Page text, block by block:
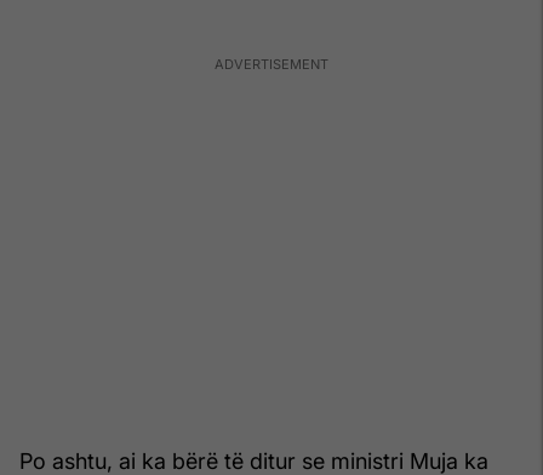
Po ashtu, ai ka bërë të ditur se ministri Muja ka